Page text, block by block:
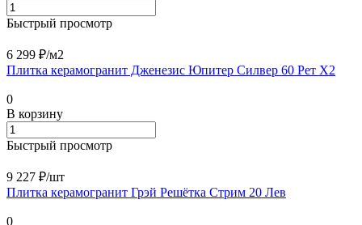
Быстрый просмотр
6 299 ₽/м2
Плитка керамогранит Дженезис Юпитер Силвер 60 Рет X2
0
В корзину
Быстрый просмотр
9 227 ₽/шт
Плитка керамогранит Грэй Решётка Стрим 20 Лев
0